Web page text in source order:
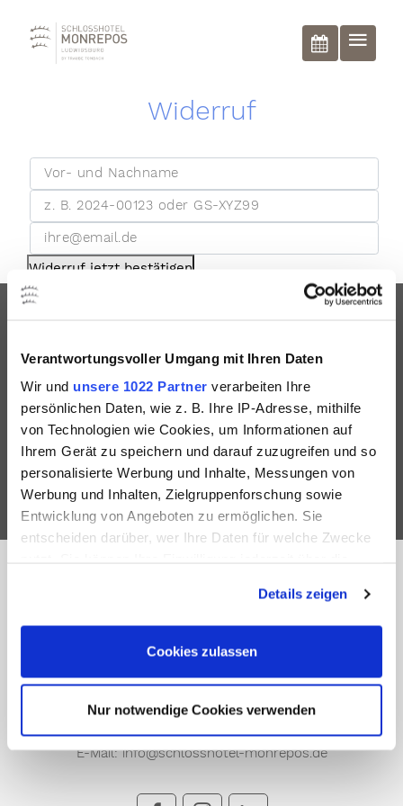
Verantwortungsvoller Umgang mit Ihren Daten
Wir und unsere 1022 Partner verarbeiten Ihre
persönlichen Daten, wie z. B. Ihre IP-Adresse, mithilfe
von Technologien wie Cookies, um Informationen auf
Ihrem Gerät zu speichern und darauf zuzugreifen und so
personalisierte Werbung und Inhalte, Messungen von
Werbung und Inhalten, Zielgruppenforschung sowie
Entwicklung von Angeboten zu ermöglichen. Sie
entscheiden darüber, wer Ihre Daten für welche Zwecke
Trigger Symbol ändern oder widerrufen
Wenn Sie es erlauben, würden wir auch gerne:
welche bis auf einige Meter genau sein können
Ihr Gerät durch aktives Scannen nach bestimmten
Merkmalen (Fingerprinting) identifizieren
Erfahren Sie mehr darüber, wie Ihre persönlichen Daten
Abschnitt Einzelheiten
fest.
Details zeigen
Cookies zulassen
Nur notwendige Cookies verwenden
BUCHEN
Widerruf
Widerruf jetzt bestätigen
TRIVAGO GOOGLE TRIPADVISOR
SCHLOSSHOTEL MONREPOS
Domäne Monrepos 22,71634 Ludwigsburg
E-Mail:info@schlosshotel-monrepos.de